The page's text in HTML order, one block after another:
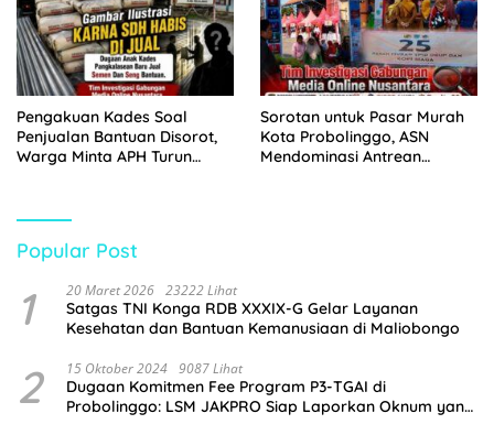
Pengakuan Kades Soal
Penjualan Bantuan Disorot,
Warga Minta APH Turun
Sorotan untuk Pasar Murah
Kota Probolinggo, ASN
Mendominasi Antrean
Popular Post
1 20 Maret 2026 23222 Lihat
Satgas TNI Konga RDB XXXIX-G Gelar Layanan
Kesehatan dan Bantuan Kemanusiaan di Maliobongo
2 15 Oktober 2024 9087 Lihat
Dugaan Komitmen Fee Program P3-TGAI di
Probolinggo: LSM JAKPRO Siap Laporkan Oknum yang